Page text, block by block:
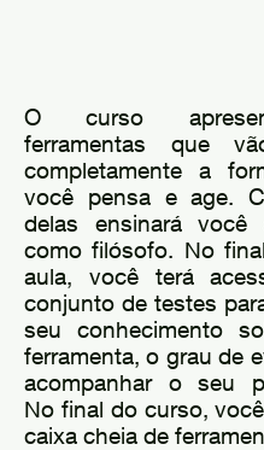
O curso
ferramentas que
completamente a
você pensa e age.
delas ensinará você
como filósofo. No
aula, você terá
conjunto de testes
seu conhecimento
ferramenta, o grau de
acompanhar o seu
No final do curso,
caixa cheia de